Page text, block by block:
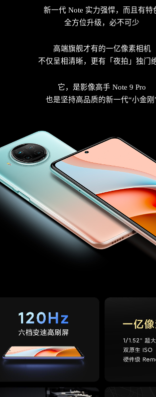
新一代 Note 实力强悍，而且有特
全方位升级，必不可少
高端旗舰才有的一亿像素相机
不仅呈相清晰，更有「夜拍」独门
它，是影像高手 Note 9 Pro
也是坚持高品质的新一代“小金刚